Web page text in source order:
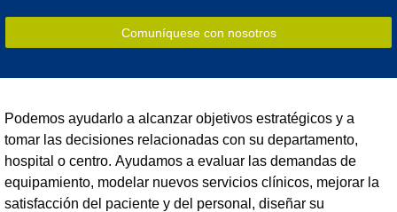
Comuníquese con nosotros
Podemos ayudarlo a alcanzar objetivos estratégicos y a
tomar las decisiones relacionadas con su departamento,
hospital o centro. Ayudamos a evaluar las demandas de
equipamiento, modelar nuevos servicios clínicos, mejorar la
satisfacción del paciente y del personal, diseñar su